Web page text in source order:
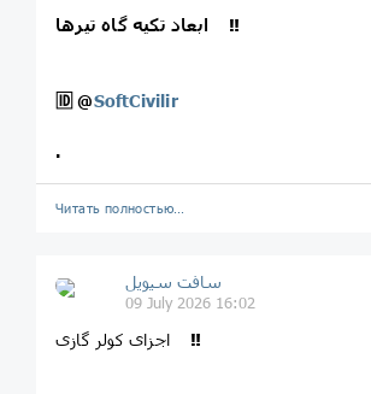
ابعاد تکیه گاه تیرها ‼️
🆔@SoftCivilir
.
Читать полностью…
سافت سیویل
09 July 2026 16:02
اجزای کولر گازی ‼️